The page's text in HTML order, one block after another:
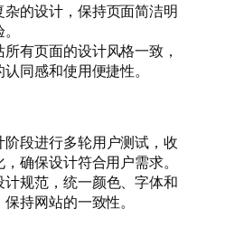
杂的设计，保持页面简洁明
有页面的设计风格一致，
同感和使用便捷性。
阶段进行多轮用户测试，收
确保设计符合用户需求。
计规范，统一颜色、字体和
持网站的一致性。